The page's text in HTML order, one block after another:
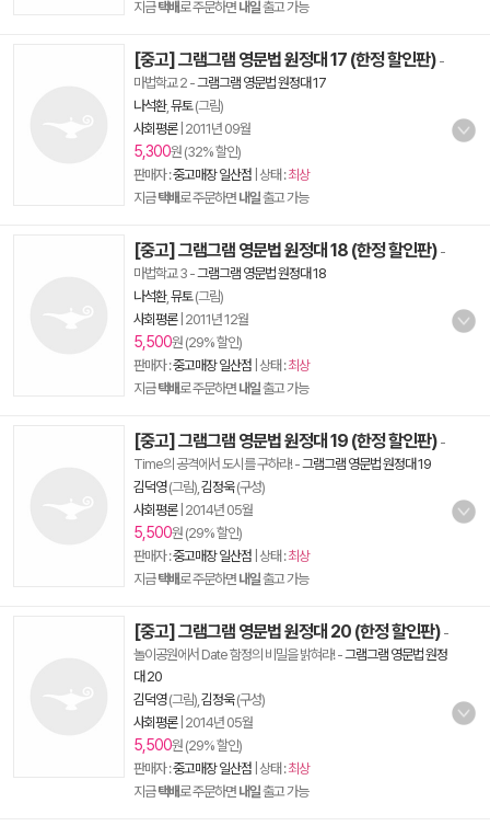
지금택배로 주문하면 내일출고 가능
[중고] 그램그램 영문법 원정대 17 (한정 할인판) -
마법학교 2 -그램그램 영문법 원정대 17
나석환, 뮤토(그림)
사회평론| 2011년 09월
5,300원 (32% 할인)
판매자 :중고매장 일산점 | 상태 :최상
지금택배로 주문하면 내일출고 가능
[중고] 그램그램 영문법 원정대 18 (한정 할인판) -
마법학교 3 -그램그램 영문법 원정대 18
나석환, 뮤토(그림)
사회평론| 2011년 12월
5,500원 (29% 할인)
판매자 :중고매장 일산점 | 상태 :최상
지금택배로 주문하면 내일출고 가능
[중고] 그램그램 영문법 원정대 19 (한정 할인판) -
Time의 공격에서 도시를 구하라!-그램그램 영문법 원정대 19
김덕영(그림), 김정욱(구성)
사회평론| 2014년 05월
5,500원 (29% 할인)
판매자 :중고매장 일산점 | 상태 :최상
지금택배로 주문하면 내일출고 가능
[중고] 그램그램 영문법 원정대 20 (한정 할인판) -
놀이공원에서 Date 함정의 비밀을 밝혀라!-그램그램 영문법 원정
대 20
김덕영(그림), 김정욱(구성)
사회평론| 2014년 05월
5,500원 (29% 할인)
판매자 :중고매장 일산점 | 상태 :최상
지금택배로 주문하면 내일출고 가능